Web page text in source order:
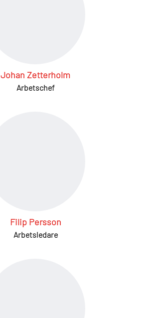
Johan Zetterholm
Arbetschef
Filip Persson
Arbetsledare